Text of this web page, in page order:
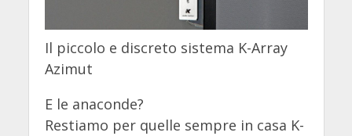
Il piccolo e discreto sistema K-Array
Azimut
E le anaconde?
Restiamo per quelle sempre in casa K-